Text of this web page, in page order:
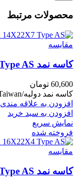
محصولات مرتبط
مقايسه
کاسه نمد NBR 14X22X7 Type AS
60,600 تومان
کاسه نمد دولبه/Taiwan
افزودن به علاقه مندی
افزودن به سبد خرید
نمایش سریع
فروخته شده
مقايسه
کاسه نمد NBR 16X22X4 Type AS